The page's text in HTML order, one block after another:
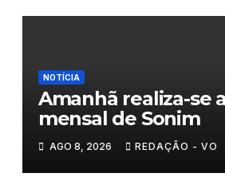
NOTÍCIA
Amanhã realiza-se a
mensal de Sonim
AGO 8, 2026 REDAÇÃO - VO